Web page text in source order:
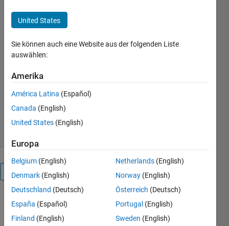
A simple interpolator returns
estimated geothermal heat flux at
Chad Greene
Version 2.0.0.0(50,6 KB)
446 Downloads
Überblick
Get
geothermal
heat flux for
United States
Sie können auch eine Website aus der folgenden Liste
auswählen:
Amerika
América Latina (Español)
Canada (English)
United States (English)
Europa
Belgium (English)
Denmark (English)
Deutschland (Deutsch)
España (Español)
Finland (English)
Netherlands (English)
Norway (English)
Österreich (Deutsch)
Portugal (English)
Sweden (English)